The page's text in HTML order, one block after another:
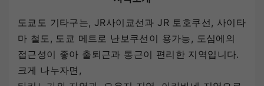
도쿄도 기타구는, JR사이쿄선과 JR 토호쿠선, 사이타
마 철도, 도쿄 메트로 난보쿠선이 용가능, 도심에의
접근성이 좋아 출퇴근과 통근이 편리한 지역입니다.
크게 나누자면,